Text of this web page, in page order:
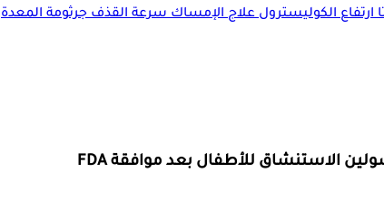
ارتفاع الكوليسترولعلاج الإمساكسرعة القذفجرثومة المعدة